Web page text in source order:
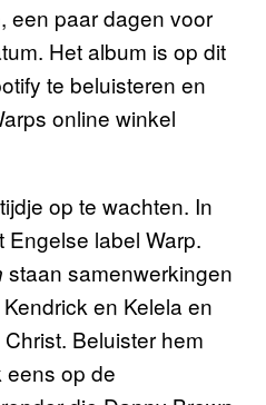
een paar dagen voor
Het album is op dit
te beluisteren en
online winkel
op te wachten. In
Engelse label Warp.
staan samenwerkingen
en Kelela en
Beluister hem
eens op de